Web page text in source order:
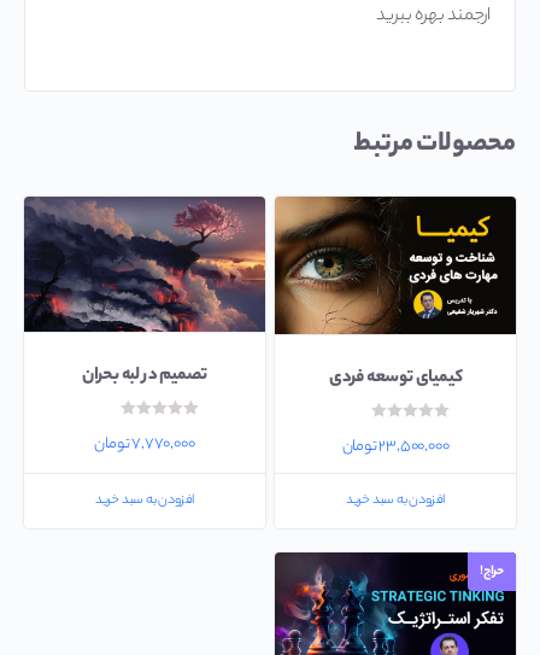
ارجمند بهره ببرید
محصولات مرتبط
کیمیای توسعه فردی
۰
۵
۲۳,۵۰۰,۰۰۰تومان
افزودن به سبد خرید
تصمیم در لبه بحران
۰
۵
۷,۷۷۰,۰۰۰تومان
افزودن به سبد خرید
حراج!